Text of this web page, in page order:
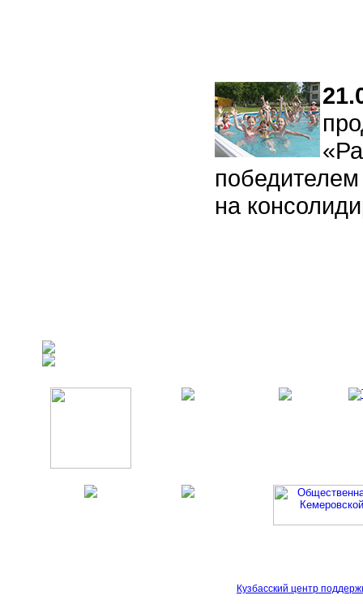
победителем
на
Кузбасский центр